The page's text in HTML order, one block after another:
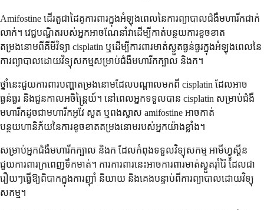
Amifostine ដើរតួជាដៃគូការពារក្នុងអំឡុងពេលនៃការព្យាបាលជំងឺមហារីកជាក់
លាក់។ វេជ្ជបណ្ឌិតរបស់អ្នកអាចណែនាំវាដើម្បីកាត់បន្ថយការខូចខាត
តម្រងនោមពីគីមីវិទ្យា cisplatin ឬដើម្បីការពារមាត់ស្ងួតធ្ងន់ធ្ងរក្នុងអំឡុងពេលនៃ
ការព្យាបាលដោយវិទ្យុសកម្មសម្រាប់ជំងឺមហារីកក្បាល និងក។
ថ្នាំនេះជួយការពារបញ្ហាតម្រងនោមដែលបណ្តាលមកពី cisplatin ដែលអាច
ធ្ងន់ធ្ងរ និងជួនកាលអចិន្ត្រៃយ៍។ នៅពេលអ្នកទទួលបាន cisplatin សម្រាប់ជំងឺ
មហារីកដូចជាមហារីកអូវែ សួត ឬពងស្វាស amifostine អាចកាត់
បន្ថយហានិភ័យនៃការខូចខាតតម្រងនោមរបស់អ្នកយ៉ាងខ្លាំង។
សម្រាប់អ្នកជំងឺមហារីកក្បាល និងក ដែលកំពុងទទួលវិទ្យុសកម្ម អាមីហ្វូស្តីន
ជួយការពារក្រពេញទឹកមាត់។ ការការពារនេះអាចការពារមាត់ស្ងួតរ៉ាំរ៉ៃ ដែលជា
រឿយៗធ្វើឱ្យពិបាកក្នុងការញ៉ាំ និយាយ និងគេងបន្ទាប់ពីការព្យាបាលដោយវិទ្យុ
សកម្ម។